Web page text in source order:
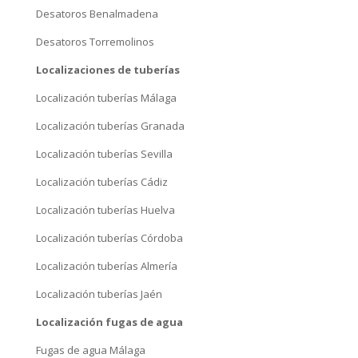
Desatoros Benalmadena
Desatoros Torremolinos
Localizaciones de tuberías
Localización tuberías Málaga
Localización tuberías Granada
Localización tuberías Sevilla
Localización tuberías Cádiz
Localización tuberías Huelva
Localización tuberías Córdoba
Localización tuberías Almería
Localización tuberías Jaén
Localización fugas de agua
Fugas de agua Málaga